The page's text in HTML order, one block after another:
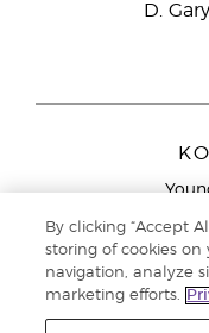
D.
Kundtjänst –
By clicking “Accept
storing of cookies on
navigation, analyze
marketing efforts.